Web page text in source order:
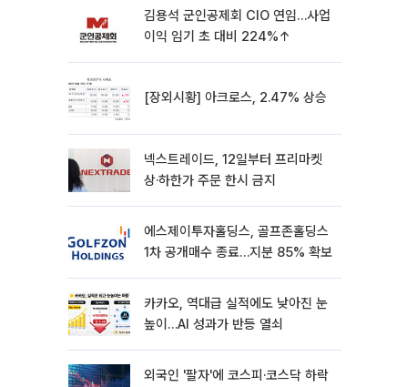
김용석 군인공제회 CIO 연임…사업
이익 임기 초 대비 224%↑
[장외시황] 아크로스, 2.47% 상승
넥스트레이드, 12일부터 프리마켓
상·하한가 주문 한시 금지
에스제이투자홀딩스, 골프존홀딩스
1차 공개매수 종료…지분 85% 확보
카카오, 역대급 실적에도 낮아진 눈
높이…AI 성과가 반등 열쇠
외국인 '팔자'에 코스피·코스닥 하락